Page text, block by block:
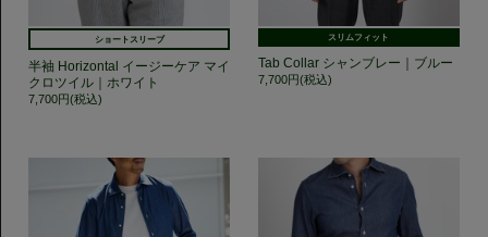
ショートスリーブ
半袖 Horizontal イージーケア マイ
クロツイル｜ホワイト
7,700円(税込)
スリムフィット
Tab Collar シャンブレー｜ブルー
7,700円(税込)